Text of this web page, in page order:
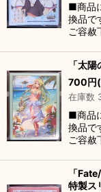
■商品
換品で
ご容赦
「太
700円
在庫数
■商品
換品で
ご容赦
「
特製ス